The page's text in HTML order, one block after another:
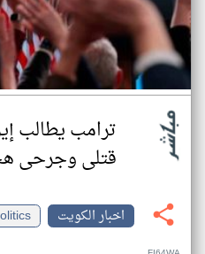
ترامب يطالب
قتلى وجرحى
اخبار الكويت